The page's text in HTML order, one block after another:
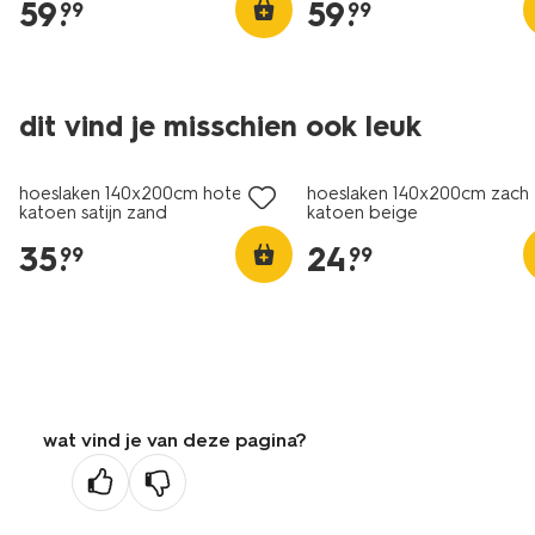
59.
99 59.
99
dit vind je misschien ook leuk
30% korting
met je HEMA pas
hoeslaken 140x200cm hotel
katoen satijn zand
35.
99
hoeslaken 140x200cm
katoen beige
24.
99
wat vind je van deze pagina?